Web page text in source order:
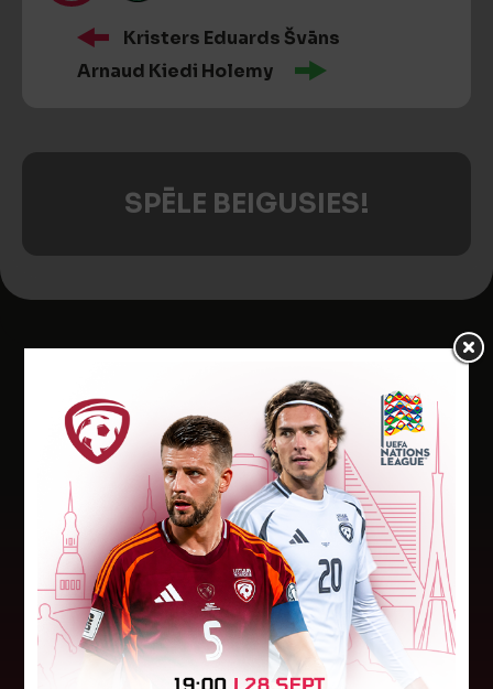
Kristers Eduards Švāns
Arnaud Kiedi Holemy
SPĒLE BEIGUSIES!
Jaunākās ziņas